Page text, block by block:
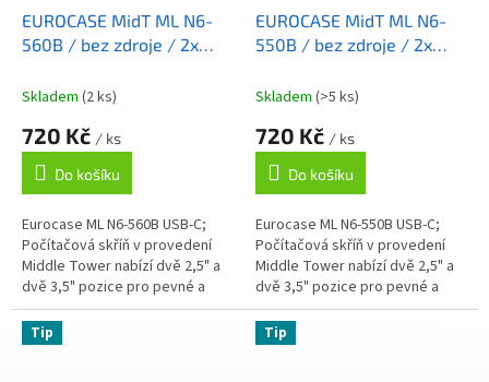
EUROCASE MidT ML N6-
560B / bez zdroje / 2x
Skladem (2 ks)
720 Kč / ks
Do košíku
Eurocase ML N6-560B USB-C;
Počítačová skříň v provedení
Middle Tower nabízí dvě 2,5" a
dvě 3,5" pozice pro pevné a
SSD disky. Na předním panelu
jsou umístěny dva USB 3.0
porty,...
EUROCASE MidT ML N6-
550B / bez zdroje / 2x
Skladem (>5 ks)
720 Kč / ks
Do košíku
Eurocase ML N6-550B USB-C;
Počítačová skříň v provedení
Middle Tower nabízí dvě 2,5" a
dvě 3,5" pozice pro pevné a
SSD disky. Na předním panelu
jsou umístěny dva USB 3.0
porty,...
Tip Tip